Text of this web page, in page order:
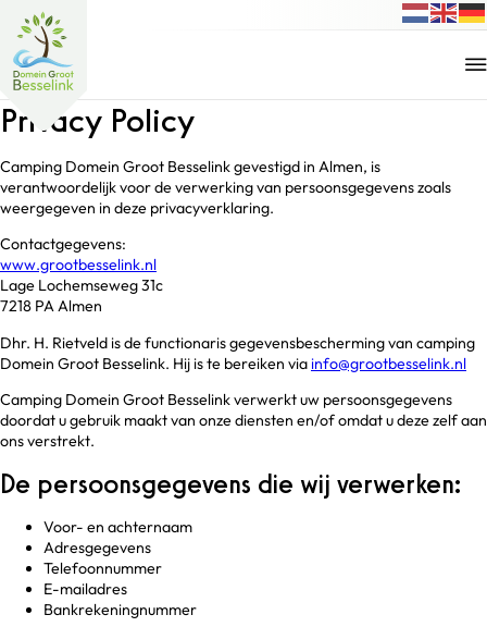
Privacy Policy
Camping Domein Groot Besselink gevestigd in Almen, is
verantwoordelijk voor de verwerking van persoonsgegevens zoals
weergegeven in deze privacyverklaring.
Contactgegevens:
www.grootbesselink.nl
Lage Lochemseweg 31c
7218 PA Almen
Dhr. H. Rietveld is de functionaris gegevensbescherming van camping
Domein Groot Besselink. Hij is te bereiken via info@grootbesselink.nl
Camping Domein Groot Besselink verwerkt uw persoonsgegevens
doordat u gebruik maakt van onze diensten en/of omdat u deze zelf aan
ons verstrekt.
De persoonsgegevens die wij verwerken:
Voor- en achternaam
Adresgegevens
Telefoonnummer
E-mailadres
Bankrekeningnummer